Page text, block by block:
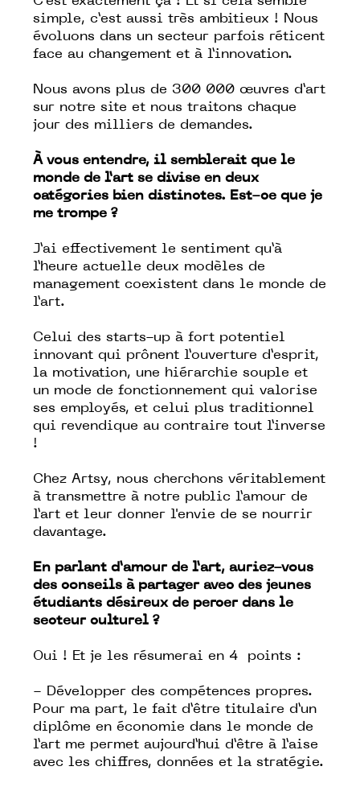
simple, c’est aussi très ambitieux ! Nous
évoluons dans un secteur parfois réticent
face au changement et à l’innovation.
Nous avons plus de 300 000 œuvres d’art
sur notre site et nous traitons chaque
jour des milliers de demandes.
À vous entendre, il semblerait que le
monde de l’art se divise en deux
catégories bien distinctes. Est-ce que je
me trompe ?
J’ai effectivement le sentiment qu’à
l’heure actuelle deux modèles de
management coexistent dans le monde de
l’art.
Celui des starts-up à fort potentiel
innovant qui prônent l’ouverture d’esprit,
la motivation, une hiérarchie souple et
un mode de fonctionnement qui valorise
ses employés, et celui plus traditionnel
qui revendique au contraire tout l’inverse
!
Chez Artsy, nous cherchons véritablement
à transmettre à notre public l’amour de
l’art et leur donner l'envie de se nourrir
davantage.
En parlant d’amour de l’art, auriez-vous
des conseils à partager avec des jeunes
étudiants désireux de percer dans le
secteur culturel ?
Oui ! Et je les résumerai en 4 points :
- Développer des compétences propres.
Pour ma part, le fait d’être titulaire d’un
diplôme en économie dans le monde de
l’art me permet aujourd’hui d’être à l’aise
avec les chiffres, données et la stratégie.